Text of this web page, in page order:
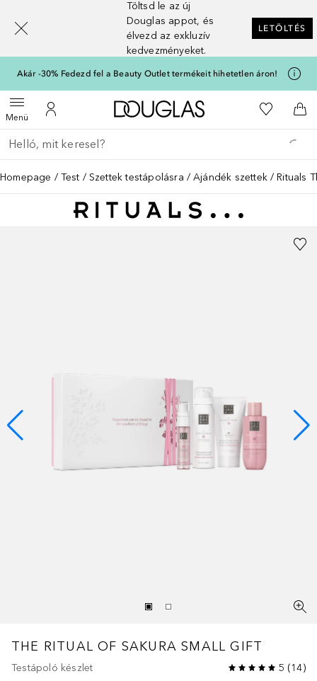
Töltsd le az új
Douglas appot, és
élvezd az exkluzív
kedvezményeket.
LETÖLTÉS
Akár -30% Fedezd fel a Beauty Outlet termékeit hihetetlen áron!
MenüMenü megnyitása
A fiókomhoz
A Douglas Főoldalra
A
Menj vissza
Keresés végrehajtása
Homepage Test Szettek testápolásra Ajándék szettek Rituals
THE RITUAL OF SAKURA SMALL GIFT
Testápoló készlet 5 (14)
[navigation.slideout.screenreader]